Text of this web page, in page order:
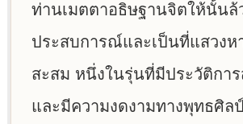
ท่านเมตตาอธิษฐานจิตให้นั้นล้
ประสบการณ์และเป็นที่แสวงห
สะสม หนึ่งในรุ่นที่มีประวัติกา
และมีความงดงามทางพุทธศิล